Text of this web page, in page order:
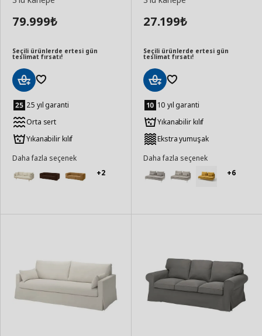
79.999₺
Seçili ürünlerde ertesi gün
teslimat fırsatı!
Ekle 25 yıl garanti
Orta sert
Yıkanabilir kılıf
Daha fazla seçenek
+2
27.199₺
Seçili ürünlerde ertesi gün
teslimat fırsatı!
Ekle 10 yıl garanti
Yıkanabilir kılıf
Ekstra yumuşak
Daha fazla seçenek
+6